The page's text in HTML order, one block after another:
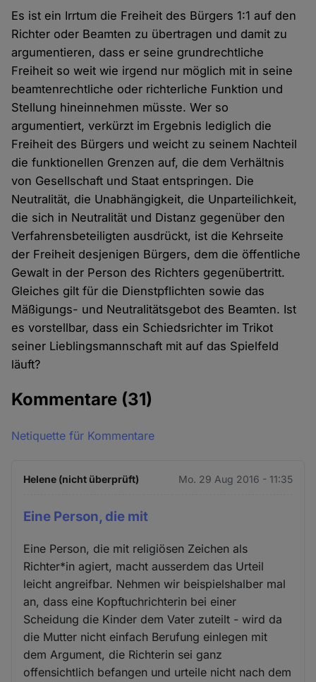
Es ist ein Irrtum die Freiheit des Bürgers 1:1 auf den
Richter oder Beamten zu übertragen und damit zu
argumentieren, dass er seine grundrechtliche
Freiheit so weit wie irgend nur möglich mit in seine
beamtenrechtliche oder richterliche Funktion und
Stellung hineinnehmen müsste. Wer so
argumentiert, verkürzt im Ergebnis lediglich die
Freiheit des Bürgers und weicht zu seinem Nachteil
die funktionellen Grenzen auf, die dem Verhältnis
von Gesellschaft und Staat entspringen. Die
Neutralität, die Unabhängigkeit, die Unparteilichkeit,
die sich in Neutralität und Distanz gegenüber den
Verfahrensbeteiligten ausdrückt, ist die Kehrseite
der Freiheit desjenigen Bürgers, dem die öffentliche
Gewalt in der Person des Richters gegenübertritt.
Gleiches gilt für die Dienstpflichten sowie das
Mäßigungs- und Neutralitätsgebot des Beamten. Ist
es vorstellbar, dass ein Schiedsrichter im Trikot
seiner Lieblingsmannschaft mit auf das Spielfeld
läuft?
Kommentare (31)
Netiquette für Kommentare
Helene (nicht überprüft) Mo. 29 Aug 2016 - 11:35
Eine Person, die mit
Eine Person, die mit religiösen Zeichen als
Richter*in agiert, macht ausserdem das Urteil
leicht angreifbar. Nehmen wir beispielshalber mal
an, dass eine Kopftuchrichterin bei einer
Scheidung die Kinder dem Vater zuteilt - wird da
die Mutter nicht einfach Berufung einlegen mit
dem Argument, die Richterin sei ganz
offensichtlich befangen und urteile nicht nach dem